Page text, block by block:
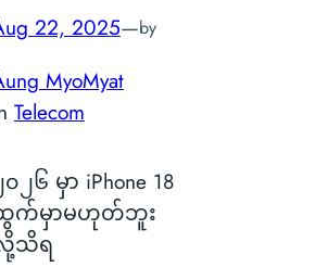
22, 2025—by
MyoMyat
Telecom
၂၀၂၆ မှာ iPhone 18
က်မှာမဟုတ်ဘူး
သိရ